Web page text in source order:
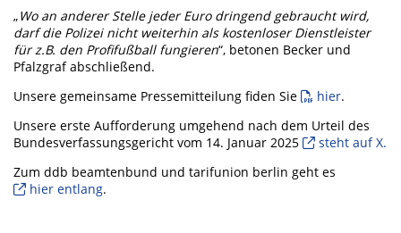
„Wo an anderer Stelle jeder Euro dringend gebraucht wird,
darf die Polizei nicht weiterhin als kostenloser Dienstleister
für z.B. den Profifußball fungieren“, betonen Becker und
Pfalzgraf abschließend.
Unsere gemeinsame Pressemitteilung fiden Sie
hier.
Unsere erste Aufforderung umgehend nach dem Urteil des
Bundesverfassungsgericht vom 14. Januar 2025
steht auf X.
Zum ddb beamtenbund und tarifunion berlin geht es
hier entlang.